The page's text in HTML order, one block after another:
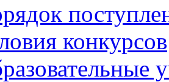
конкурсов